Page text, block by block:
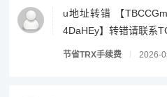
u地址转错 【
4DaHEy】转错请联系
节省TRX手续费 2026-